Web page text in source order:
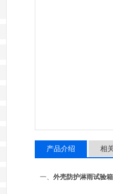
产品介绍 相
一、 外壳防护淋雨试验箱